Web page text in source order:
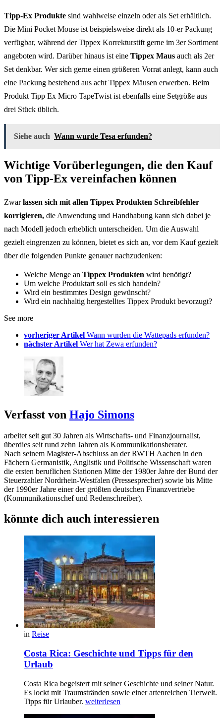
Tipp-Ex Produkte sind wahlweise einzeln oder als Set erhältlich.
Die Mini Pocket Mouse ist beispielsweise direkt als 10-er Packung
verfügbar, während der Tippex Korrekturstift gerne im 3er Sortiment
angeboten wird. Darüber hinaus ist eine Tippex Maus auch als 2er
Set denkbar. Wer sich gerne einen größeren Vorrat anlegt, kann auch
eine Packung bestehend aus acht Tippex Mäusen erwerben. Beim
Produkt Tipp Ex Micro TapeTwist ist ebenfalls eine Setgröße aus
drei Stück üblich.
Siehe auch Wann wurde Tesa erfunden?
Wichtige Vorüberlegungen, die den Kauf
von Tipp-Ex vereinfachen können
Zwarlassen sich mit allen Tippex Produkten Schreibfehler
korrigieren, die Anwendung und Handhabung kann sich dabei je
nach Modell jedoch erheblich unterscheiden. Um die Auswahl
gezielt eingrenzen zu können, bietet es sich an, vor dem Kauf gezielt
über die folgenden Punkte genauer nachzudenken:
Welche Menge an Tippex Produkten wird benötigt?
Um welche Produktart soll es sich handeln?
Wird ein bestimmtes Design gewünscht?
Wird ein nachhaltig hergestelltes Tippex Produkt bevorzugt?
See more
vorheriger Artikel Wann wurden die Wattepads erfunden?
nächster Artikel Wer hat Zewa erfunden?
Verfasst von Hajo Simons
arbeitet seit gut 30 Jahren als Wirtschafts- und Finanzjournalist,
überdies seit rund zehn Jahren als Kommunikationsberater.
Nach seinem Magister-Abschluss an der RWTH Aachen in den
Fächern Germanistik, Anglistik und Politische Wissenschaft waren
die ersten beruflichen Stationen Mitte der 1980er Jahre der Bund der
Steuerzahler Nordrhein-Westfalen (Pressesprecher) sowie bis Mitte
der 1990er Jahre einer der größten deutschen Finanzvertriebe
(Kommunikationschef und Redenschreiber).
könnte dich auch interessieren
in Reise
Costa Rica: Geschichte und Tipps für den
Urlaub
Costa Rica begeistert mit seiner Geschichte und seiner Natur.
Es lockt mit Traumstränden sowie einer artenreichen Tierwelt.
Tipps für Urlauber. weiterlesen